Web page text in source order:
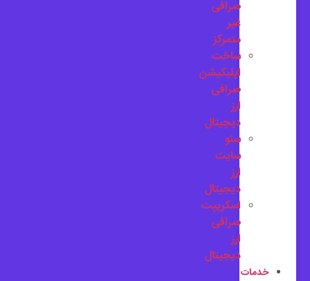
صرافی
غیر
متمرکز
ساخت
اپلیکیشن
صرافی
ارز
دیجیتال
سئو
سایت
ارز
دیجیتال
اسکریپت
صرافی
ارز
دیجیتال
خدمات